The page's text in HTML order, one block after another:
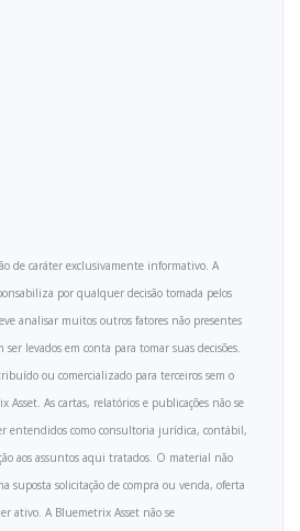
de caráter exclusivamente informativo. A
por qualquer decisão tomada pelos
analisar muitos outros fatores não presentes
ser levados em conta para tomar suas decisões.
ou comercializado para terceiros sem o
As cartas, relatórios e publicações não se
entendidos como consultoria jurídica, contábil,
aos assuntos aqui tratados. O material não
suposta solicitação de compra ou venda, oferta
ativo. A Bluemetrix Asset não se